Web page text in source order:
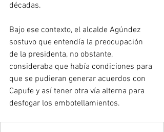
décadas.
Bajo ese contexto, el alcalde Agúndez
sostuvo que entendía la preocupación
de la presidenta, no obstante,
consideraba que había condiciones para
que se pudieran generar acuerdos con
Capufe y así tener otra vía alterna para
desfogar los embotellamientos.